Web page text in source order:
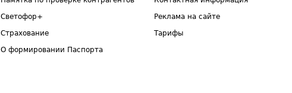
Светофор+
Страхование
О формировании Паспорта
Реклама на сайте
Тарифы